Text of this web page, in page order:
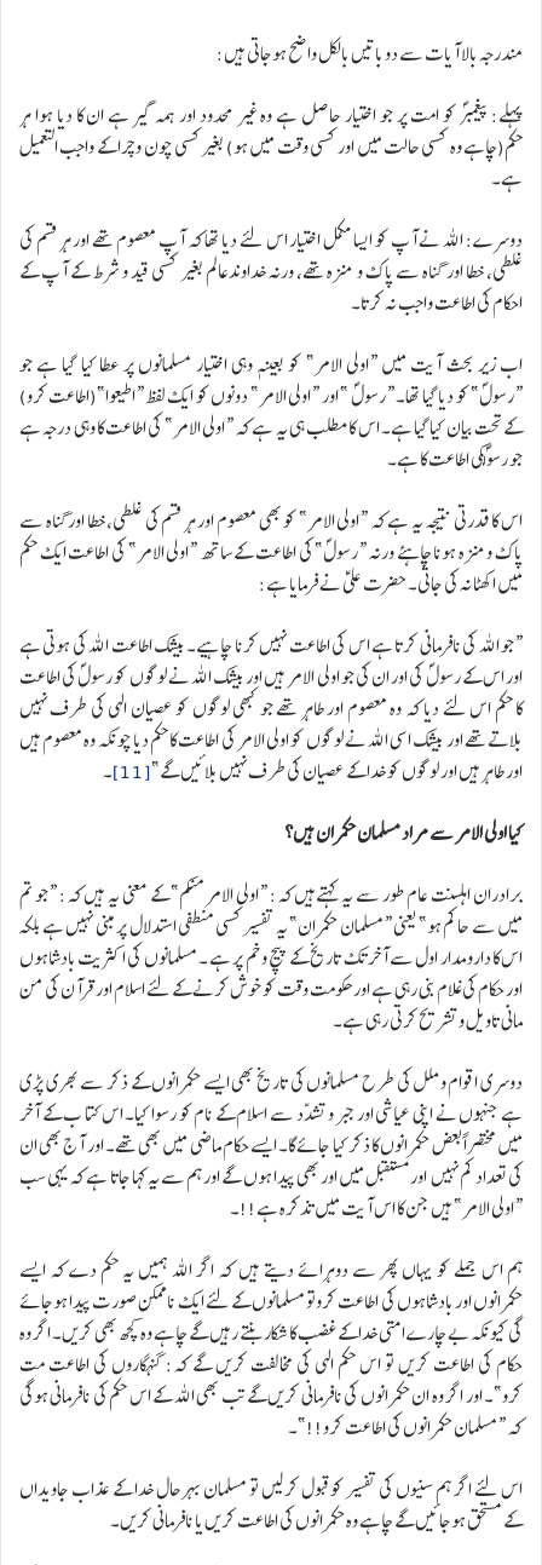
مندرجہ بالا آیات سے دو باتیں بالکل واضح ہوجاتی ہیں:
پہلے: پیغمبرؐ کو امت پر جو اختیار حاصل ہے وہ غیر محدود اور ہمہ گیر ہے ان کا دیا ہوا ہر
حکم(چاہے وہ کسی حالت میں اور کسی وقت میں ہو) بغیر کسی چون و چرا کے واجب التعمیل
ہے۔
دوسرے: اللہ نے آپ کو ایسا مکمل اختیار اس لئے دیا تھا کہ آپ معصوم تھے اور ہر قسم کی
غلطی، خطا اور گناہ سے پاک و منزہ تھے، ورنہ خداوندعالم بغیر کسی قید و شرط کے آپ کے
احکام کی اطاعت واجب نہ کرتا۔
اب زیر بحث آیت میں “اولی الامر” کو بعینہ وہی اختیار مسلمانوں پر عطا کیا گیا ہے جو
“رسولؐ” کو دیا گیا تھا۔ “رسولؐ ” اور “اولی الامر” دونوں کو ایک لفظ “اطیعوا”(اطاعت کرو)
کے تحت بیان کیا گیا ہے۔ اس کا مطلب ہی یہ ہے کہ “اولی الامر” کی اطاعت کا وہی درجہ ہے
جو رسولؐکی اطاعت کا ہے۔
اس کا قدرتی نتیجہ یہ ہے کہ “اولی الامر” کو بھی معصوم اور ہر قسم کی غلطی، خطا اور گناہ سے
پاک و منزہ ہونا چاہئے ورنہ “رسولؐ” کی اطاعت کے ساتھ “اولی الامر” کی اطاعت ایک حکم
میں اکھٹا نہ کی جاتی۔ حضرت علیؑ نے فرمایا ہے:
“جو اللہ کی نافرمانی کرتا ہے اس کی اطاعت نہیں کرنا چاہیے۔ بیشک اطاعت اللہ کی ہوتی ہے
اور اس کے رسولؐ کی اور ان کی جو اولی الامر ہیں اور بیشک اللہ نے لوگوں کو رسولؐ کی اطاعت
کا حکم اس لئے دیا کہ وہ معصوم اور طاہر تھے جو کبھی لوگوں کو عصیان الہی کی طرف نہیں
بلاتے تھے اور بیشک اسی اللہ نے لوگوں کو اولی الامر کی اطاعت کا حکم دیا چونکہ وہ معصوم ہیں
اور طاہر ہیں اور لوگوں کو خدا کے عصیان کی طرف نہیں بلائیں گے”[11]
۔
کیا اولی الامر سے مراد مسلمان حکمران ہیں؟
برادران اہلسنت عام طور سے یہ کہتےہیں کہ: “اولی الامر منکم” کے معنی یہ ہیں کہ: “جو تم
میں سے حاکم ہو” یعنی “مسلمان حکمران” یہ تفسیر کسی منطفی استدلال پر مبنی نہیں ہے بلکہ
اس کا دارومدار اول سے آخر تک تاریخ کے پیچ و خم پر ہے ۔ مسلمانوں کی اکثریت بادشاہوں
اور حکام کی غلام بنی رہی ہے اور حکومت وقت کو خوش کرنے کے لئے اسلام اور قرآن کی من
مانی تاویل و تشریح کرتی رہی ہے۔
دوسری اقوام و ملل کی طرح مسلمانوں کی تاریخ بھی ایسے حکمرانوں کے ذکر سے بھری پڑی
ہے جنہوں نے اپنی عیاشی اور جبر و تشدّد سے اسلام کے نام کو رسوا کیا۔ اس کتا ب کے آخر
میں مختصراً بعض حکمرانوں کا ذکر کیا جائے گا۔ ایسے حکام ماضی میں بھی تھے۔ اور آج بھی ان
کی تعداد کم نہیں اور مستقبل میں اور بھی پیدا ہوں گے اور ہم سے یہ کہا جاتا ہے کہ یہی سب
“اولی الامر” ہیں جن کا اس آیت میں تذکرہ ہے!!۔
ہم اس جملے کو یہاں پھر سے دوہرائے دیتے ہیں کہ اگر اللہ ہمیں یہ حکم دے کہ ایسے
حکمرانوں اور بادشاہوں کی اطاعت کروتو مسلمانوں کے لئے ایک ناممکن صورت پیدا ہوجائے
گی کیونکہ بے چارے امتی خدا کے غضب کا شکار بنتے رہیں گے چاہے وہ کچھ بھی کریں۔ اگر وہ
حکام کی اطاعت کریں تو اس حکم الہی کی مخالفت کریں گے کہ: گنہگاروں کی اطاعت مت
کرو”۔ اور اگر وہ ان حکمرانوں کی نافرمانی کریں گے تب بھی اللہ کے اس حکم کی نافرمانی ہوگی
کہ “مسلمان حکمرانوں کی اطاعت کرو!!”۔
اس لئے اگر ہم سنیوں کی تفسیر کو قبول کرلیں تو مسلمان بہرحال خدا کے عذاب جاویداں
کے مستحق ہوجائیں گے چاہے وہ حکمرانوں کی اطاعت کریں یا نافرمانی کریں۔